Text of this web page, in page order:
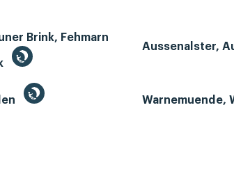
Brink, Fehmarn
Aussenalster,
Warnemuende,